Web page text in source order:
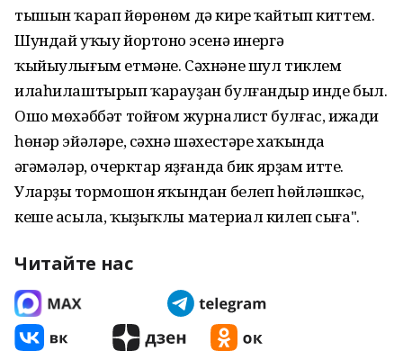
тышын ҡарап йөрөнөм дә кире ҡайтып киттем.
Шундай уҡыу йортоноң эсенә инергә
ҡыйыулығым етмәне. Сәхнәне шул тиклем
илаһилаштырып ҡарауҙан булғандыр инде был.
Ошо мөхәббәт тойғом журналист булғас, ижади
һөнәр эйәләре, сәхнә шәхестәре хаҡында
әңгәмәләр, очерктар яҙғанда бик ярҙам итте.
Уларҙың тормошон яҡындан белеп һөйләшкәс,
кеше асыла, ҡыҙыҡлы материал килеп сыға".
Читайте нас